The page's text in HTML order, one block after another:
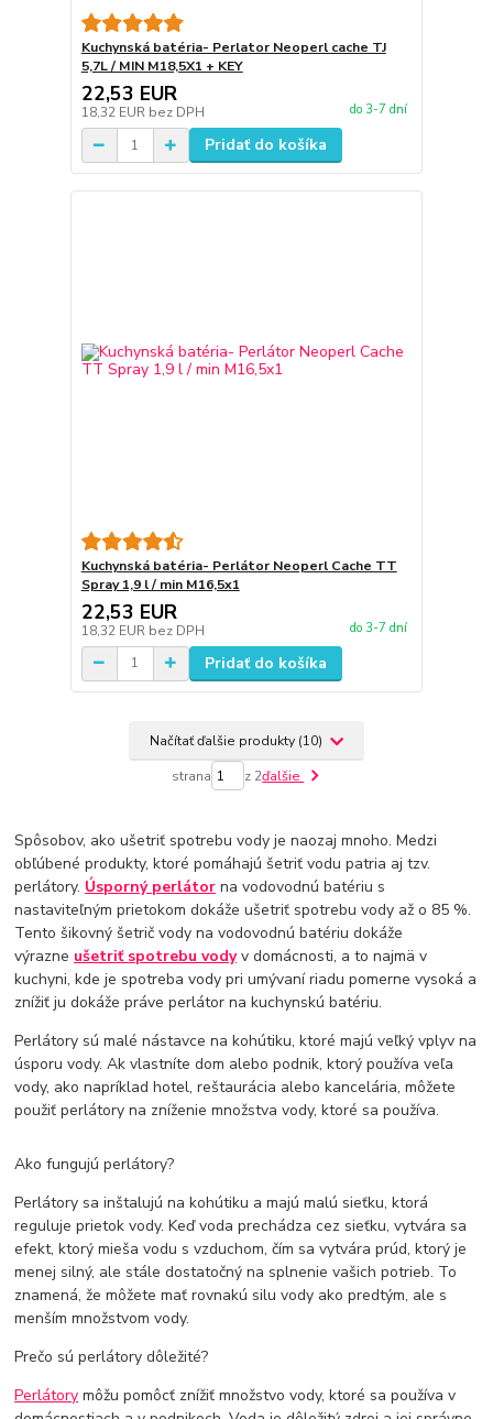
Kuchynská batéria- Perlator Neoperl cache TJ
5,7L / MIN M18,5X1 + KEY
22,53 EUR
18,32 EUR bez DPH do 3-7 dní
Pridať do košíka
Kuchynská batéria- Perlátor Neoperl Cache TT
Spray 1,9 l / min M16,5x1
22,53 EUR
18,32 EUR bez DPH do 3-7 dní
Pridať do košíka
Načítať ďalšie produkty (10)
strana z 2ďalšie
Spôsobov, ako ušetriť spotrebu vody je naozaj mnoho. Medzi
obľúbené produkty, ktoré pomáhajú šetriť vodu patria aj tzv.
perlátory. Úsporný perlátor na vodovodnú batériu s
nastaviteľným prietokom dokáže ušetriť spotrebu vody až o 85 %.
Tento šikovný šetrič vody na vodovodnú batériu dokáže
výrazne ušetriť spotrebu vodyv domácnosti, a to najmä v
kuchyni, kde je spotreba vody pri umývaní riadu pomerne vysoká a
znížiť ju dokáže práve perlátor na kuchynskú batériu.
Perlátory sú malé nástavce na kohútiku, ktoré majú veľký vplyv na
úsporu vody. Ak vlastníte dom alebo podnik, ktorý používa veľa
vody, ako napríklad hotel, reštaurácia alebo kancelária, môžete
použiť perlátory na zníženie množstva vody, ktoré sa používa.
Ako fungujú perlátory?
Perlátory sa inštalujú na kohútiku a majú malú sieťku, ktorá
reguluje prietok vody. Keď voda prechádza cez sieťku, vytvára sa
efekt, ktorý mieša vodu s vzduchom, čím sa vytvára prúd, ktorý je
menej silný, ale stále dostatočný na splnenie vašich potrieb. To
znamená, že môžete mať rovnakú silu vody ako predtým, ale s
menším množstvom vody.
Prečo sú perlátory dôležité?
Perlátory môžu pomôcť znížiť množstvo vody, ktoré sa používa v